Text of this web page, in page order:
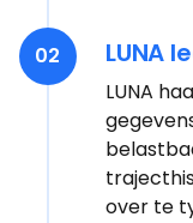
02 LUNA
LUNA
over te